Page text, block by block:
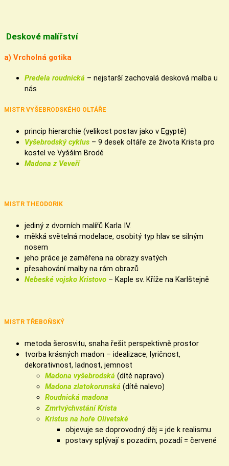
Deskové malířství
a) Vrcholná gotika
Predela roudnická – nejstarší zachovalá desková malba u
nás
MISTR VYŠEBRODSKÉHO OLTÁŘE
princip hierarchie (velikost postav jako v Egyptě)
Vyšebrodský cyklus – 9 desek oltáře ze života Krista pro
kostel ve Vyšším Brodě
Madona z Veveří
MISTR THEODORIK
jediný z dvorních malířů Karla IV.
měkká světelná modelace, osobitý typ hlav se silným
nosem
jeho práce je zaměřena na obrazy svatých
přesahování malby na rám obrazů
Nebeské vojsko Kristovo – Kaple sv. Kříže na Karlštejně
MISTR TŘEBOŇSKÝ
metoda šerosvitu, snaha řešit perspektivně prostor
tvorba krásných madon – idealizace, lyričnost,
dekorativnost, ladnost, jemnost
Madona vyšebrodská (dítě napravo)
Madona zlatokorunská (dítě nalevo)
Roudnická madona
Zmrtvýchvstání Krista
Kristus na hoře Olivetské
objevuje se doprovodný děj = jde k realismu
postavy splývají s pozadím, pozadí = červené